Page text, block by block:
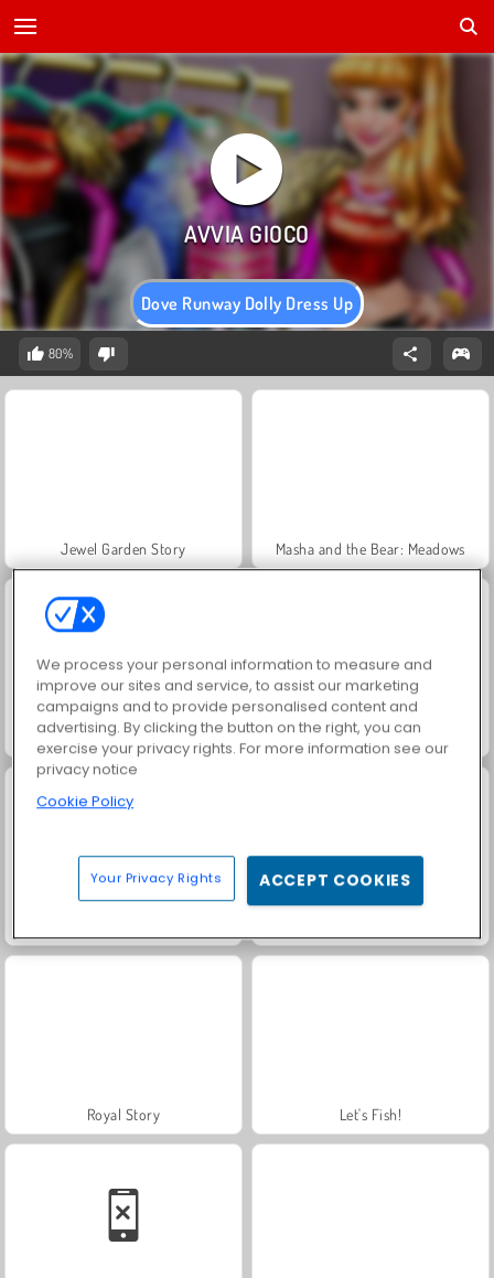
Dove Runway Dolly Dress Up
80%
Jewel Garden Story Masha and the Bear: Meadows
Scala 40 Juice Merge
Royal Story Let's Fish!
We process your personal information to measure and
improve our sites and service, to assist our marketing
campaigns and to provide personalised content and
advertising. By clicking the button on the right, you can
exercise your privacy rights. For more information see our
privacy notice
Cookie Policy
Your Privacy Rights ACCEPT COOKIES